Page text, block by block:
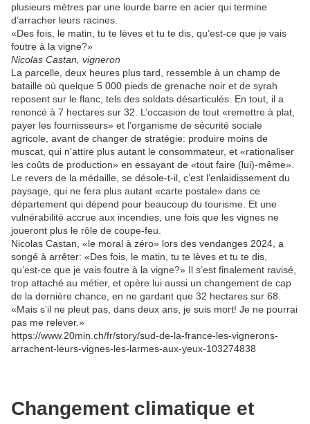
plusieurs mètres par une lourde barre en acier qui termine
d’arracher leurs racines.
«Des fois, le matin, tu te lèves et tu te dis, qu’est-ce que je vais
foutre à la vigne?»
Nicolas Castan, vigneron
La parcelle, deux heures plus tard, ressemble à un champ de
bataille où quelque 5 000 pieds de grenache noir et de syrah
reposent sur le flanc, tels des soldats désarticulés. En tout, il a
renoncé à 7 hectares sur 32. L’occasion de tout «remettre à plat,
payer les fournisseurs» et l’organisme de sécurité sociale
agricole, avant de changer de stratégie: produire moins de
muscat, qui n’attire plus autant le consommateur, et «rationaliser
les coûts de production» en essayant de «tout faire (lui)-même».
Le revers de la médaille, se désole-t-il, c’est l’enlaidissement du
paysage, qui ne fera plus autant «carte postale» dans ce
département qui dépend pour beaucoup du tourisme. Et une
vulnérabilité accrue aux incendies, une fois que les vignes ne
joueront plus le rôle de coupe-feu.
Nicolas Castan, «le moral à zéro» lors des vendanges 2024, a
songé à arrêter: «Des fois, le matin, tu te lèves et tu te dis,
qu’est-ce que je vais foutre à la vigne?» Il s’est finalement ravisé,
trop attaché au métier, et opère lui aussi un changement de cap
de la dernière chance, en ne gardant que 32 hectares sur 68.
«Mais s’il ne pleut pas, dans deux ans, je suis mort! Je ne pourrai
pas me relever.»
https://www.20min.ch/fr/story/sud-de-la-france-les-vignerons-
arrachent-leurs-vignes-les-larmes-aux-yeux-103274838
Changement climatique et